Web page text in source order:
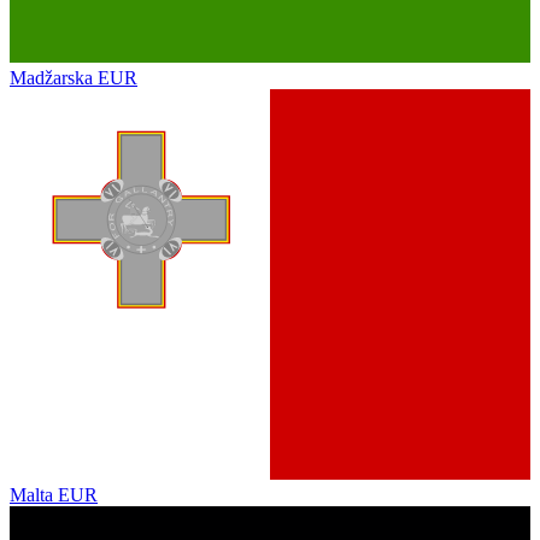
Madžarska EUR
Malta EUR